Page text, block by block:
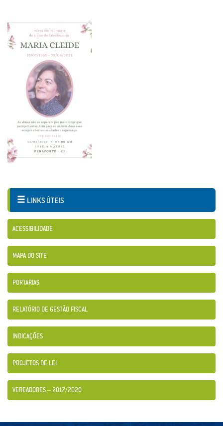
LINKS ÚTEIS
ACESSIBILIDADE
MAPA DO SITE
PORTARIAS
RELATÓRIO DE GESTÃO FISCAL
INDICAÇÕES
PROJETOS DE LEI
VEREADORES – 2017/2020